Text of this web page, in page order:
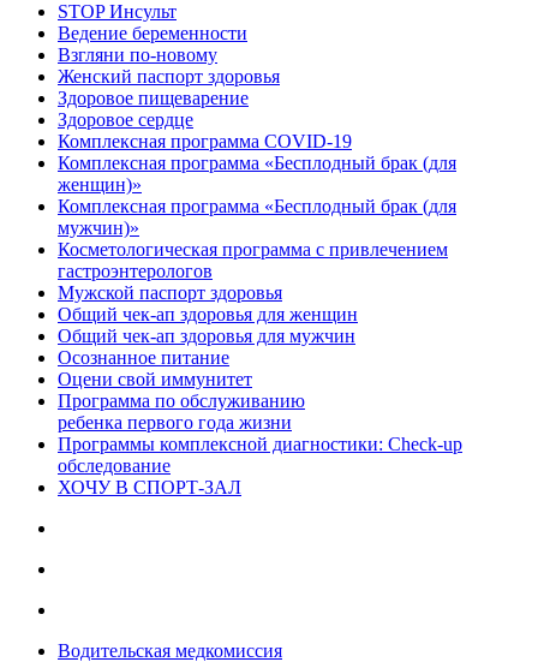
STOP Инсульт
Ведение беременности
Взгляни по-новому
Женский паспорт здоровья
Здоровое пищеварение
Здоровое сердце
Комплексная программа COVID-19
Комплексная программа «Бесплодный брак (для
женщин)»
Комплексная программа «Бесплодный брак (для
мужчин)»
Косметологическая программа с привлечением
гастроэнтерологов
Мужской паспорт здоровья
Общий чек-ап здоровья для женщин
Общий чек-ап здоровья для мужчин
Осознанное питание
Оцени свой иммунитет
Программа по обслуживанию
ребенка первого года жизни
Программы комплексной диагностики: Check-up
обследование
ХОЧУ В CПОРТ-ЗАЛ
Водительская медкомиссия